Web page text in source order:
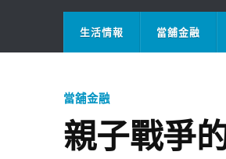
生活情報 當舖金融
當舖金融
親子戰爭